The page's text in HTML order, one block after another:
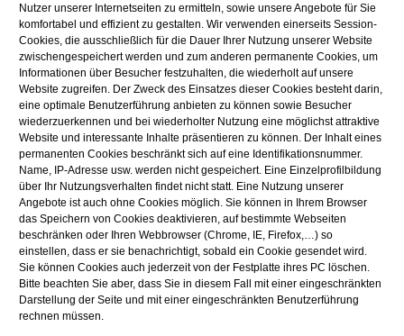
Nutzer unserer Internetseiten zu ermitteln, sowie unsere Angebote für Sie
komfortabel und effizient zu gestalten. Wir verwenden einerseits Session-
Cookies, die ausschließlich für die Dauer Ihrer Nutzung unserer Website
zwischengespeichert werden und zum anderen permanente Cookies, um
Informationen über Besucher festzuhalten, die wiederholt auf unsere
Website zugreifen. Der Zweck des Einsatzes dieser Cookies besteht darin,
eine optimale Benutzerführung anbieten zu können sowie Besucher
wiederzuerkennen und bei wiederholter Nutzung eine möglichst attraktive
Website und interessante Inhalte präsentieren zu können. Der Inhalt eines
permanenten Cookies beschränkt sich auf eine Identifikationsnummer.
Name, IP-Adresse usw. werden nicht gespeichert. Eine Einzelprofilbildung
über Ihr Nutzungsverhalten findet nicht statt. Eine Nutzung unserer
Angebote ist auch ohne Cookies möglich. Sie können in Ihrem Browser
das Speichern von Cookies deaktivieren, auf bestimmte Webseiten
beschränken oder Ihren Webbrowser (Chrome, IE, Firefox,…) so
einstellen, dass er sie benachrichtigt, sobald ein Cookie gesendet wird.
Sie können Cookies auch jederzeit von der Festplatte ihres PC löschen.
Bitte beachten Sie aber, dass Sie in diesem Fall mit einer eingeschränkten
Darstellung der Seite und mit einer eingeschränkten Benutzerführung
rechnen müssen.